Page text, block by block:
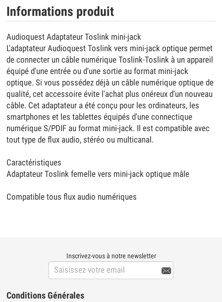
Informations produit
Audioquest Adaptateur Toslink mini-jack
L'adaptateur Audioquest Toslink vers mini-jack optique permet
de connecter un câble numérique Toslink-Toslink à un appareil
équipé d'une entrée ou d'une sortie au format mini-jack
optique. Si vous possédez déjà un câble numérique optique de
qualité, cet accessoire évite l'achat plus onéreux d'un nouveau
câble. Cet adaptateur a été conçu pour les ordinateurs, les
smartphones et les tablettes équipés d'une connectique
numérique S/PDIF au format mini-jack. Il est compatible avec
tout type de flux audio, stéréo ou multicanal.
Caractéristiques
Adaptateur Toslink femelle vers mini-jack optique mâle
Compatible tous flux audio numériques
Inscrivez-vous à notre newsletter

Conditions Générales